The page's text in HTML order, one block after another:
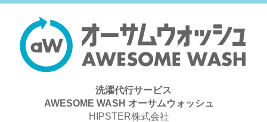
洗濯代行サービス
AWESOME WASH オーサムウォッシュ
HIPSTER株式会社